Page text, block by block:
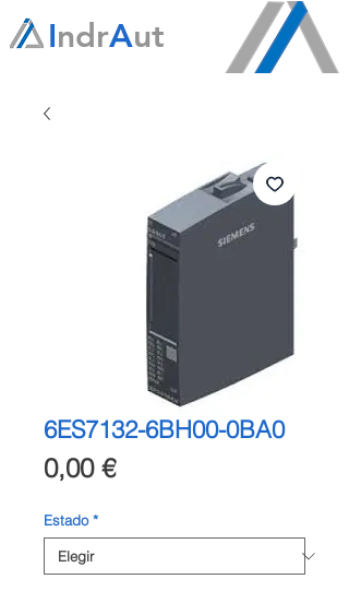
IndrAut
6ES7132-6BH00-0BA0
0,00 €Precio
Estado *